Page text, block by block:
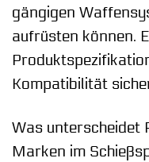
gängigen
aufrüsten können.
Kompatibilität
Was unterscheidet
Marken im